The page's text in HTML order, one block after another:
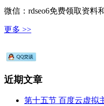
微信：rdseo6免费领取资料
更多 >>
近期文章
第十五节 百度云虚拟